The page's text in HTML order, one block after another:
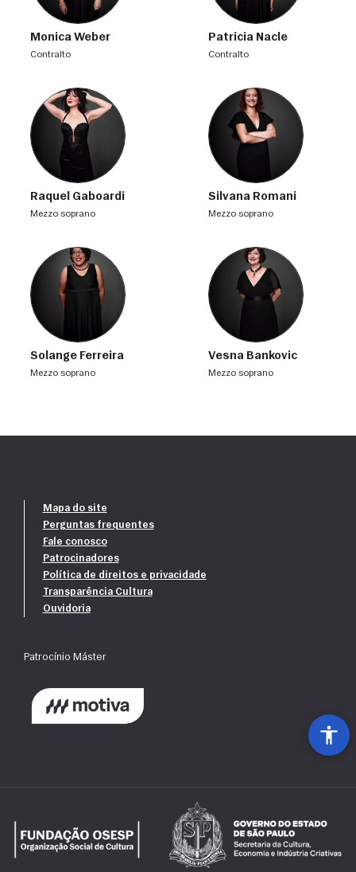
Monica Weber
contralto
Patricia Nacle
contralto
Raquel Gaboardi
mezzo soprano
Silvana Romani
mezzo soprano
Solange Ferreira
mezzo soprano
Vesna Bankovic
mezzo soprano
Mapa do site
Perguntas frequentes
Fale conosco
Patrocinadores
Política de direitos e privacidade
Transparência Cultura
Ouvidoria
Patrocínio Máster